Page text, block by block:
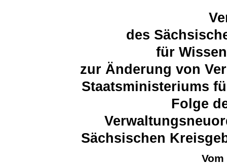
des
für
zur Änderung von
Staatsministeriums
Folge
Sächsischen